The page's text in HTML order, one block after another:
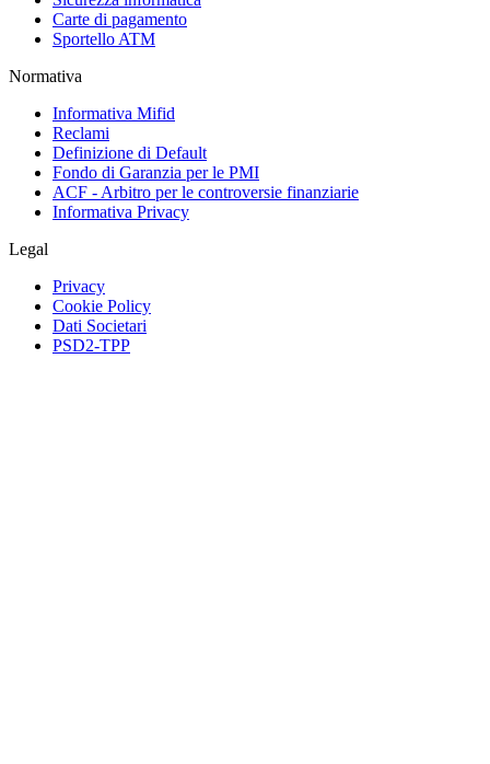
Carte di pagamento
Sportello ATM
Normativa
Informativa Mifid
Reclami
Definizione di Default
Fondo di Garanzia per le PMI
ACF - Arbitro per le controversie finanziarie
Informativa Privacy
Legal
Privacy
Cookie Policy
Dati Societari
PSD2-TPP